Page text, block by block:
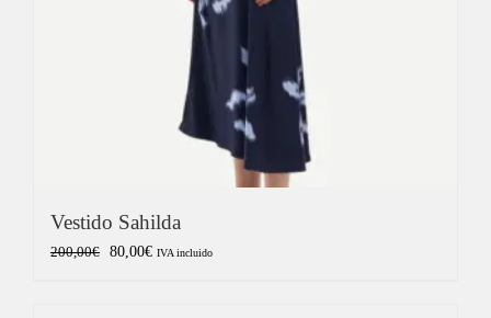
Vestido Sahilda
200,00€ El
80,00€ElIVA incluido